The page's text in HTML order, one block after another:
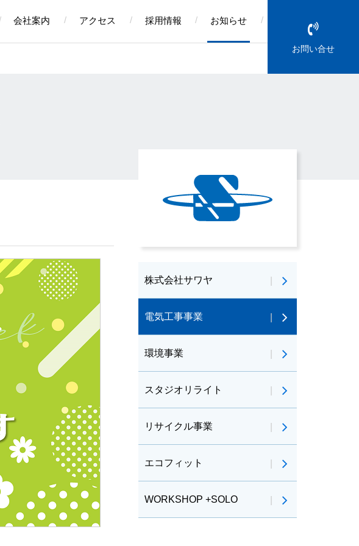
会社案内 アクセス 採用情報 お知らせ
お問い合せ
株式会社サワヤ
電気工事事業
環境事業
スタジオリライト
リサイクル事業
エコフィット
WORKSHOP +SOLO